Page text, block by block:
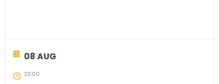
08 AUG
22:00